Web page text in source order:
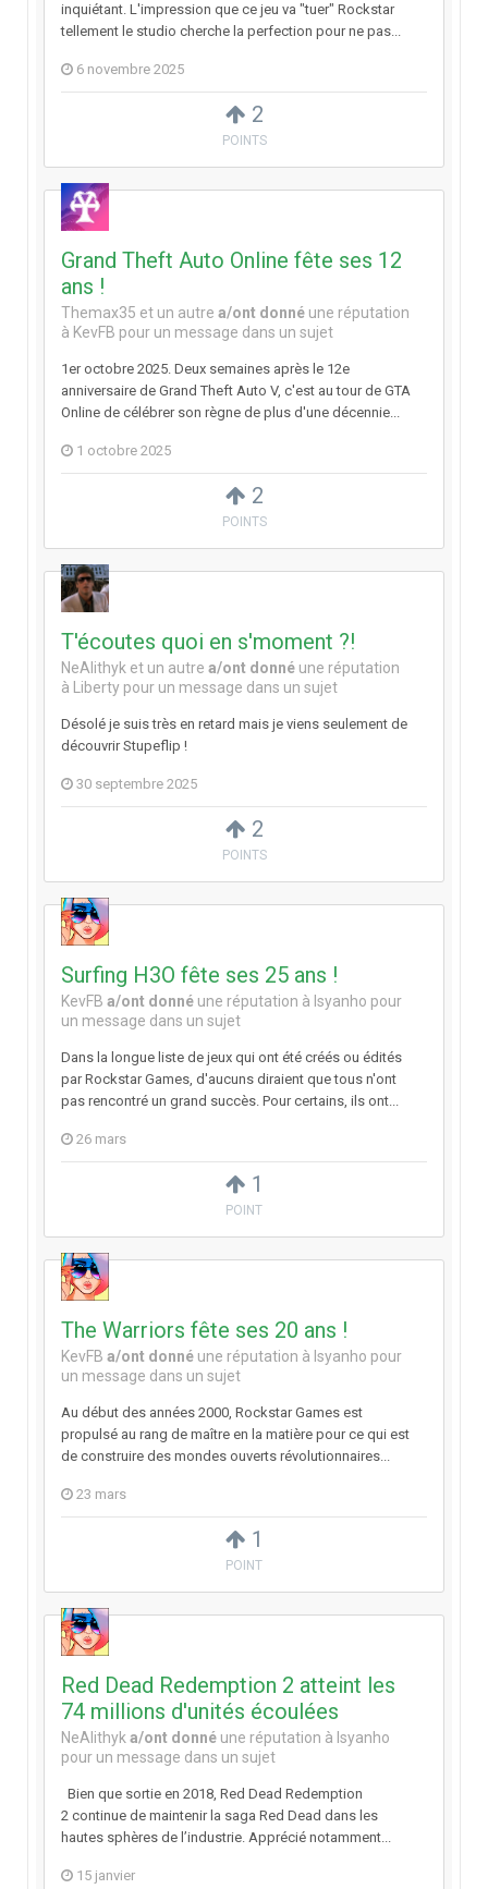
2
POINTS
inquiétant. L'impression que ce jeu va "tuer" Rockstar
tellement le studio cherche la perfection pour ne pas...
6 novembre 2025
2
POINTS
Grand Theft Auto Online fête ses 12
ans !
Themax35 et un autre a/ont donné une réputation
à KevFB pour un message dans un sujet
1er octobre 2025. Deux semaines après le 12e
anniversaire de Grand Theft Auto V, c'est au tour de GTA
Online de célébrer son règne de plus d'une décennie...
1 octobre 2025
2
POINTS
T'écoutes quoi en s'moment ?!
NeAlithyk et un autre a/ont donné une réputation
à Liberty pour un message dans un sujet
Désolé je suis très en retard mais je viens seulement de
découvrir Stupeflip !
30 septembre 2025
1
POINT
Surfing H3O fête ses 25 ans !
KevFB a/ont donné une réputation à Isyanho pour
un message dans un sujet
Dans la longue liste de jeux qui ont été créés ou édités
par Rockstar Games, d'aucuns diraient que tous n'ont
pas rencontré un grand succès. Pour certains, ils ont...
26 mars
1
POINT
The Warriors fête ses 20 ans !
KevFB a/ont donné une réputation à Isyanho pour
un message dans un sujet
Au début des années 2000, Rockstar Games est
propulsé au rang de maître en la matière pour ce qui est
de construire des mondes ouverts révolutionnaires...
23 mars
Red Dead Redemption 2 atteint les
74 millions d'unités écoulées
NeAlithyka/ont donné une réputation à Isyanho
pour un message dans un sujet
Bien que sortie en 2018, Red Dead Redemption
2 continue de maintenir la saga Red Dead dans les
hautes sphères de l’industrie. Apprécié notamment...
15 janvier